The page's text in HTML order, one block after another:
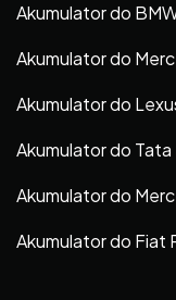
Akumulator do
Akumulator do
Akumulator do
Akumulator do
Akumulator do
Akumulator do Fiat